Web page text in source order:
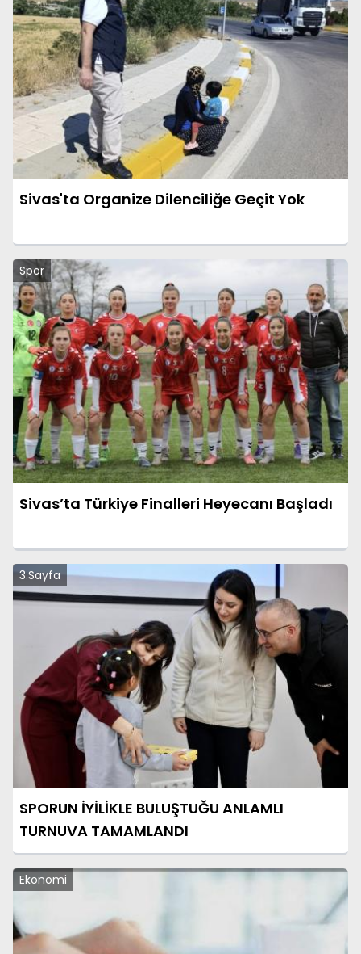
Sivas'ta Organize Dilenciliğe Geçit Yok
Spor
Sivas’ta Türkiye Finalleri Heyecanı Başladı
3.Sayfa
SPORUN İYİLİKLE BULUŞTUĞU ANLAMLI
TURNUVA TAMAMLANDI
Ekonomi